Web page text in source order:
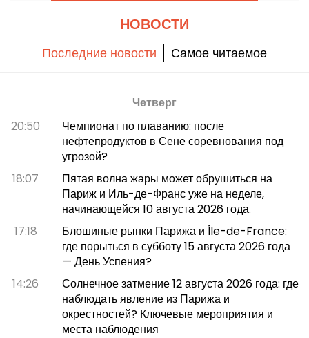
НОВОСТИ
Последние новости Самое читаемое
Четверг
20:50
Чемпионат по плаванию: после
нефтепродуктов в Сене соревнования под
угрозой?
18:07
Пятая волна жары может обрушиться на
Париж и Иль-де-Франс уже на неделе,
начинающейся 10 августа 2026 года.
17:18
Блошиные рынки Парижа и Île-de-France:
где порыться в субботу 15 августа 2026 года
— День Успения?
14:26
Солнечное затмение 12 августа 2026 года: где
наблюдать явление из Парижа и
окрестностей? Ключевые мероприятия и
места наблюдения